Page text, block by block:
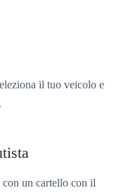
il tuo veicolo e
con un cartello con il